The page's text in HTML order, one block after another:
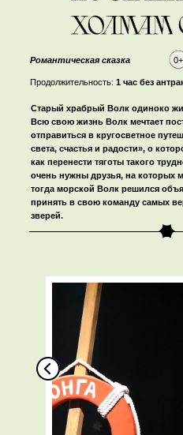
Продолжительность: 1 час без
Старый храбрый Волк одиноко
Всю свою жизнь Волк мечтает
отправиться в кругосветное
света, счастья и радости», о
как перенести тяготы такого
очень нужны друзья, на которых
тогда морской Волк решился
принять в свою команду самых
зверей.
Романтическая сказка 0+